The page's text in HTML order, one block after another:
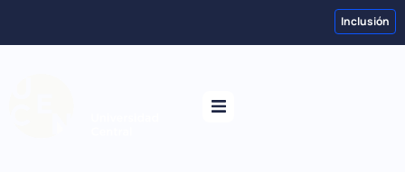
Inclusión